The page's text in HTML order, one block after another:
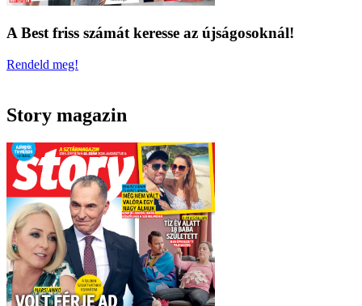
A Best friss számát keresse az újságosoknál!
Rendeld meg!
Story magazin